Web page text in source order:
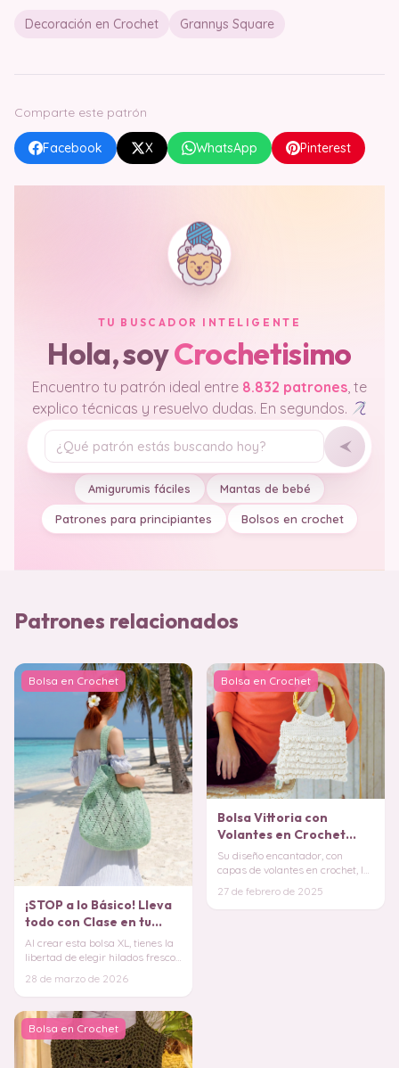
Decoración en Crochet Grannys Square
Comparte este patrón
Facebook X WhatsApp Pinterest
TU BUSCADOR INTELIGENTE
Hola, soyCrochetisimo
Encuentro tu patrón ideal entre 8.832 patrones, te
explico técnicas y resuelvo dudas. En segundos.
Tu pregunta
Amigurumis fáciles Mantas de bebé
Patrones para principiantes Bolsos en crochet
Patrones relacionados
Bolsa en Crochet
¡STOP a lo Básico! Lleva
todo con Clase en tu
Bolsa Diamante XXL en
Crochet PATRON
Al crear esta bolsa XL, tienes la
libertad de elegir hilados frescos
28 de marzo de 2026
Bolsa en Crochet
Bolsa Vittoria con
Volantes en Crochet
PATRON GRATIS
Su diseño encantador, con
capas de volantes en crochet, le
sofisticación,
27 de febrero de 2025
Bolsa en Crochet